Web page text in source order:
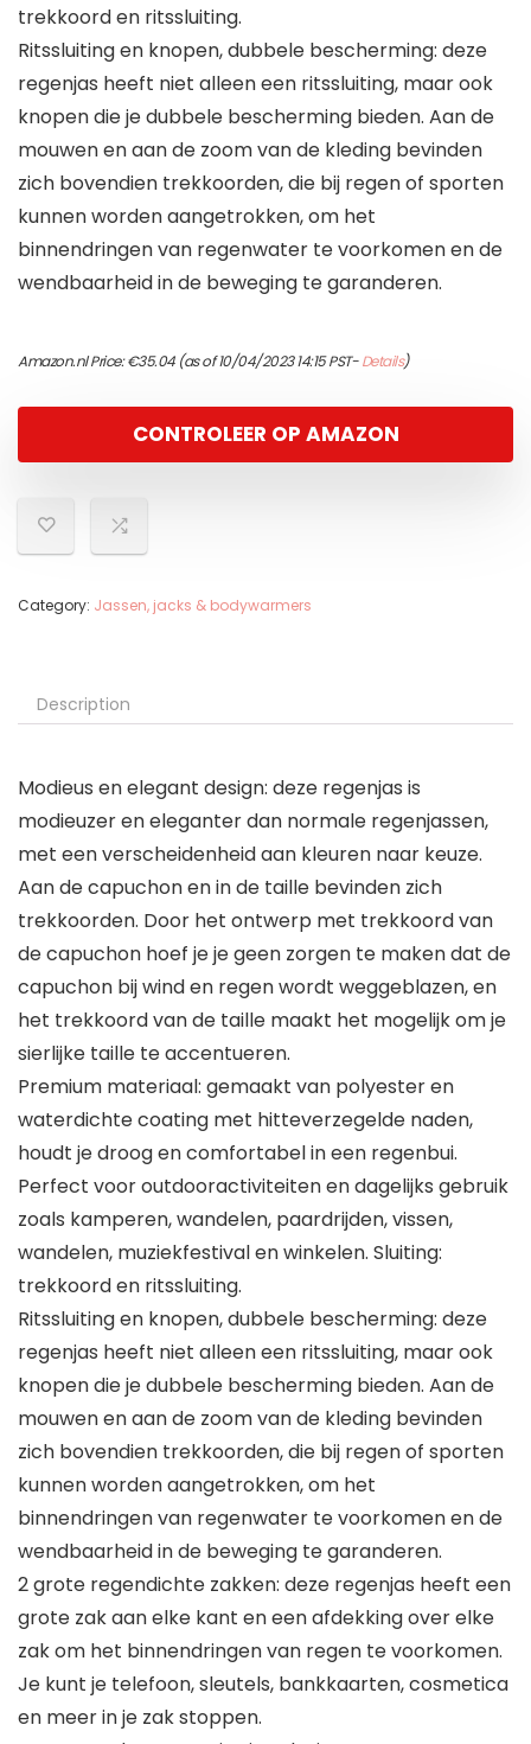
trekkoord en ritssluiting.
Ritssluiting en knopen, dubbele bescherming: deze
regenjas heeft niet alleen een ritssluiting, maar ook
knopen die je dubbele bescherming bieden. Aan de
mouwen en aan de zoom van de kleding bevinden
zich bovendien trekkoorden, die bij regen of sporten
kunnen worden aangetrokken, om het
binnendringen van regenwater te voorkomen en de
wendbaarheid in de beweging te garanderen.
Amazon.nl Price:€35.04(as of 10/04/2023 14:15 PST-Details)
CONTROLEER OP AMAZON
Category: Jassen, jacks & bodywarmers
Description
Modieus en elegant design: deze regenjas is
modieuzer en eleganter dan normale regenjassen,
met een verscheidenheid aan kleuren naar keuze.
Aan de capuchon en in de taille bevinden zich
trekkoorden. Door het ontwerp met trekkoord van
de capuchon hoef je je geen zorgen te maken dat de
capuchon bij wind en regen wordt weggeblazen, en
het trekkoord van de taille maakt het mogelijk om je
sierlijke taille te accentueren.
Premium materiaal: gemaakt van polyester en
waterdichte coating met hitteverzegelde naden,
houdt je droog en comfortabel in een regenbui.
Perfect voor outdooractiviteiten en dagelijks gebruik
zoals kamperen, wandelen, paardrijden, vissen,
wandelen, muziekfestival en winkelen. Sluiting:
trekkoord en ritssluiting.
Ritssluiting en knopen, dubbele bescherming: deze
regenjas heeft niet alleen een ritssluiting, maar ook
knopen die je dubbele bescherming bieden. Aan de
mouwen en aan de zoom van de kleding bevinden
zich bovendien trekkoorden, die bij regen of sporten
kunnen worden aangetrokken, om het
binnendringen van regenwater te voorkomen en de
wendbaarheid in de beweging te garanderen.
2 grote regendichte zakken: deze regenjas heeft een
grote zak aan elke kant en een afdekking over elke
zak om het binnendringen van regen te voorkomen.
Je kunt je telefoon, sleutels, bankkaarten, cosmetica
en meer in je zak stoppen.